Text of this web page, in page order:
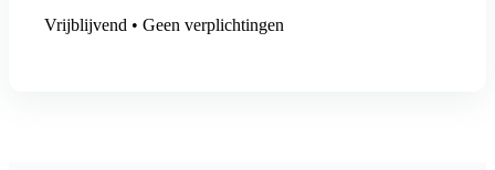
Vrijblijvend • Geen verplichtingen